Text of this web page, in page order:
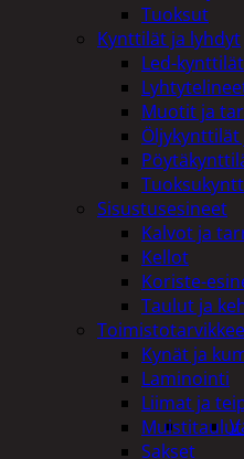
Tuoksut
Kynttilät ja lyhdyt
Led-kynttilät
Muotit ja
Sisustusesineet
Kalvot ja
Kellot
Koriste-
Taulut ja
Kynät ja
Laminointi
Liimat ja
Sakset